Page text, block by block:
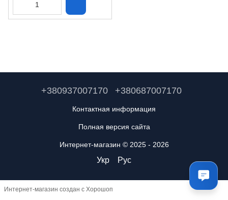
+380937007170 +380687007170
Контактная информация
Полная версия сайта
Интернет-магазин © 2025 - 2026
Укр Рус
Интернет-магазин создан с Хорошоп